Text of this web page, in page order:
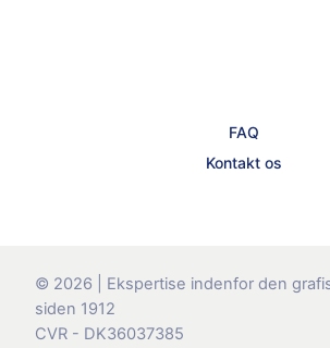
FAQ
Kontakt os
© 2026 | Ekspertise indenfor den
siden 1912
CVR - DK36037385